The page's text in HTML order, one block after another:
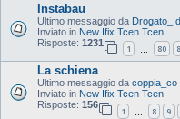
Instabau
Ultimo messaggio da Drogato_
Inviato in New Ifix Tcen Tcen
Risposte: 1231
1 80
La schiena
Ultimo messaggio da coppia_co
Inviato in New Ifix Tcen Tcen
Risposte: 156
1 8 9